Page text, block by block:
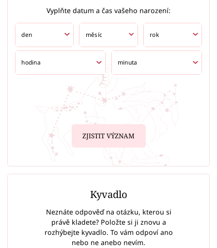
Vyplňte datum a čas vašeho narození:
ZJISTIT VÝZNAM
Kyvadlo
Neznáte odpověď na otázku, kterou si
právě kladete? Položte si ji znovu a
rozhýbejte kyvadlo. To vám odpoví ano
nebo ne anebo nevím.